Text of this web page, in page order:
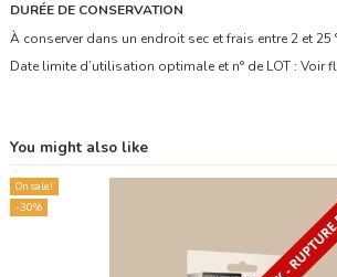
DURÉE DE CONSERVATION
À conserver dans un endroit sec et frais entre 2 et 25
Date limite d’utilisation optimale et n° de LOT : Voir
You might also like
On sale!
-30%